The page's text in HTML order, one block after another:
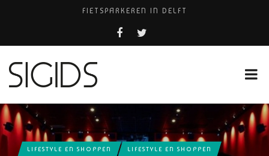
FIETSPARKEREN IN DELFT
FIETS KWIJT IN TILBURG?
USED PRODUCTS LEIDEN
LIFESTYLE EN SHOPPEN LIFESTYLE EN SHOPPEN